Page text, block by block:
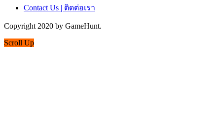
Contact Us | ติดต่อเรา
Copyright 2020 by GameHunt.
Scroll Up